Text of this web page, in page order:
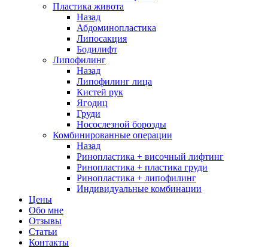
Пластика живота
Назад
Абдоминопластика
Липосакция
Бодилифт
Липофилинг
Назад
Липофилинг лица
Кистей рук
Ягодиц
Груди
Носослезной борозды
Комбинированные операции
Назад
Ринопластика + височный лифтинг
Ринопластика + пластика груди
Ринопластика + липофилинг
Индивидуальные комбинации
Цены
Обо мне
Отзывы
Статьи
Контакты